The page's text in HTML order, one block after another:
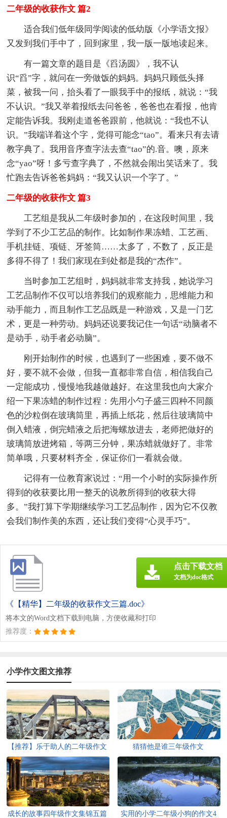
二年级的收获作文 篇2
适合我们低年级同学阅读的低幼版《小学语文报》
又发到我们手中了，回到家里，我一版一版地读起来。
有一篇文章的题目是《舀汤圆》，我不认
识“舀”字，就问在一旁做饭的妈妈。妈妈只顾低头择
菜，被我一问，抬头看了一眼我手中的报纸，就说：“我
不认识。”我又举着报纸去问爸爸，爸爸也在看报，他肯
定能告诉我。我刚走道爸爸跟前，他就说：“我也不认
识。”我端详着这个字，觉得可能念“tao”。看来只有去请
教字典了。我用音序查字法去查“tao”的.音。噢，原来
念“yao”呀！多亏查字典了，不然就会闹出笑话来了。我
忙跑去告诉爸爸妈妈：“我又认识一个字了。”
二年级的收获作文 篇3
工艺组是我从二年级时参加的，在这段时间里，我
学到了不少工艺品的制作。比如制作果冻蜡、工艺画、
手机挂链、项链、牙签筒……太多了，不数了，反正是
多得不得了！我们家现在到处都是我的“杰作”。
当时参加工艺组时，妈妈就非常支持我，她说学习
工艺品制作不仅可以培养我们的观察能力，思维能力和
动手能力，而且制作工艺品既是一种游戏，又是一门艺
术，更是一种劳动。妈妈还说要我记住一句话“动脑者不
是动手，动手者必动脑”。
刚开始制作的时候，也遇到了一些困难，要不做不
好，要不就不会做，但我一直都非常自信，相信我自己
一定能成功，慢慢地我越做越好。在这里我也向大家介
绍一下果冻蜡的制作过程：先用小勺子盛三四种不同颜
色的沙粒倒在玻璃筒里，再插上纸花，然后往玻璃筒中
倒入蜡液，倒完蜡液之后把海螺放进去，老师把做好的
玻璃筒放进烤箱，等两三分钟，果冻蜡就做好了。非常
简单哦，只要材料齐全，保证你们一看就会做。
记得有一位教育家说过：“用一个小时的实际操作所
得到的收获要比用一整天的说教所得到的收获大得
多。”我打算下学期继续学习工艺品制作，因为它不仅教
会我们制作美的东西，还让我们变得“心灵手巧”。
《【精华】二年级的收获作文三篇.doc》
将本文的Word文档下载到电脑，方便收藏和打印
推荐度：
点击下载文档
文档为doc格式
小学作文图文推荐
【推荐】乐于助人的二年级作文
300字三篇
猜猜他是谁三年级作文
成长的故事四年级作文集锦五篇 实用的小学二年级小狗的作文4